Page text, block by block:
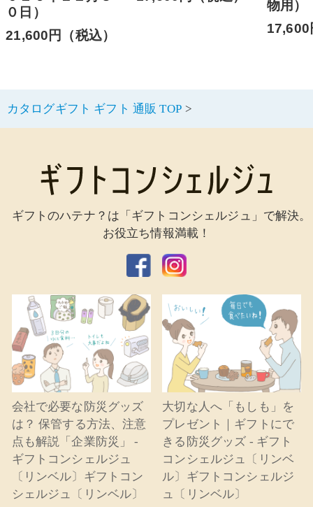
０日）
21,600円（税込）
物用）
17,600
カタログギフト ギフト 通販 TOP
ギフトのハテナ？は「ギフトコンシェルジュ」で解決。
お役立ち情報満載！
会社で必要な防災グッズ
は？ 保管する方法、注意
点も解説「企業防災」 -
ギフトコンシェルジュ
〔リンベル〕ギフトコン
シェルジュ〔リンベル〕
大切な人へ「もしも」を
プレゼント｜ギフトにで
きる防災グッズ - ギフト
コンシェルジュ〔リンベ
ル〕ギフトコンシェルジ
ュ〔リンベル〕